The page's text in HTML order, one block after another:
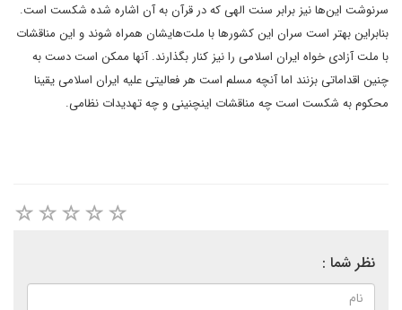
سرنوشت این‌ها نیز برابر سنت الهی که در قرآن به آن اشاره شده شکست است.
بنابراین بهتر است سران این کشورها با ملت‌هایشان همراه شوند و این مناقشات
با ملت آزادی خواه ایران اسلامی ‌را نیز کنار بگذارند. آنها ممکن است دست به
چنین اقداماتی بزنند اما آنچه مسلم است هر فعالیتی علیه ایران اسلامی ‌یقینا
محکوم به شکست است چه مناقشات اینچنینی و چه تهدیدات نظامی.
نظر شما :